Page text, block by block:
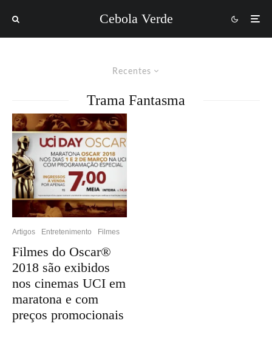
Cebola Verde
Recentes
Trama Fantasma
Artigos Entretenimento Filmes
Filmes do Oscar®
2018 são exibidos
nos cinemas UCI em
maratona e com
preços promocionais